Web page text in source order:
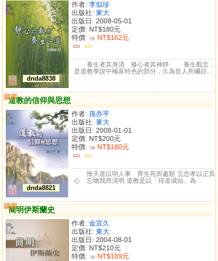
dnda8838
作者: 李似珍
出版社: 東大
出版日: 2008-05-01
定價: NT$180元
特價: 9折 NT$162元
養生者其身清 修心者其神靜 養生觀念，
是道教學說中極富特色的部分，久為世人所矚目...
道教的信仰與思想
dnda8821
作者: 孫亦平
出版社: 東大
出版日: 2008-01-01
定價: NT$200元
特價: 9折 NT$180元
購買
比較
推天道以明人事 齊生死而處順 立忠孝以正其
心 忘物我而清明 道教是以「得道成仙」為...
簡明伊斯蘭史
作者: 金宜久
出版社: 東大
出版日: 2004-08-01
定價: NT$210元
特價: 9折 NT$189元
購買
比較